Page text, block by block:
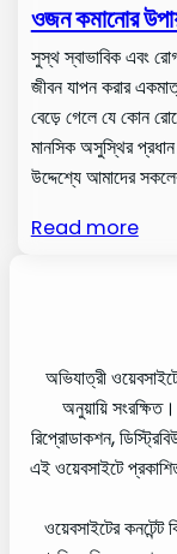
ওজন কমানোর
সুস্থ স্বাভাবিক এবং
জীবন যাপন করার
বেড়ে গেলে যে কোন
মানসিক অসুস্থির
উদ্দেশ্যে আমাদের
Read more
অভিযাত্রী
অনুয়ায়ি
রিপ্রোডাকশন,
এই ওয়েবসাইটে
ওয়েবসাইটের